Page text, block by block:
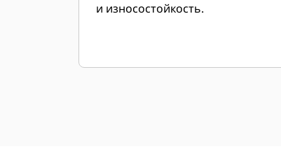
и износостойкость.